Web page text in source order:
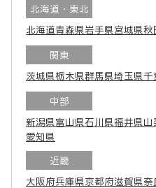
北海道・東北
北海道青森県岩手県宮城県秋
関東
茨城県栃木県群馬県埼玉県千
中部
新潟県富山県石川県福井県山
愛知県
近畿
大阪府兵庫県京都府滋賀県奈